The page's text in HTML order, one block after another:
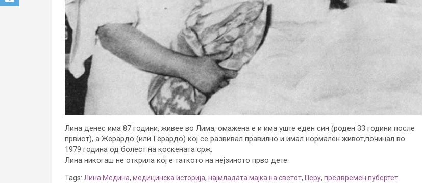
Лина денес има 87 години, живее во Лима, омажена е и има уште еден син (роден 33 години после
првиот), а Жерардо (или Герардо) кој се развивал правилно и имал нормален живот,починал во
1979 година од болест на коскената срж.
Лина никогаш не открила кој е таткото на нејзиното прво дете.
Tags: Лина Медина, медицинска историја, најмладата мајка на светот, Перу, предвремен пубертет